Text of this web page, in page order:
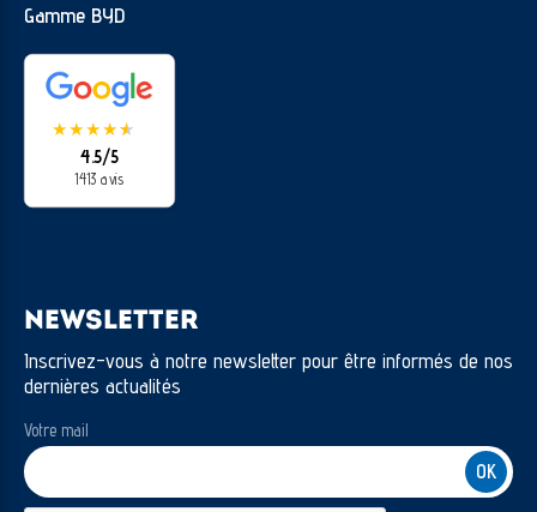
Gamme BYD
★★★★★
★
4.5/5
1413 avis
NEWSLETTER
Inscrivez-vous à notre newsletter pour être informés de nos
dernières actualités
Votre mail